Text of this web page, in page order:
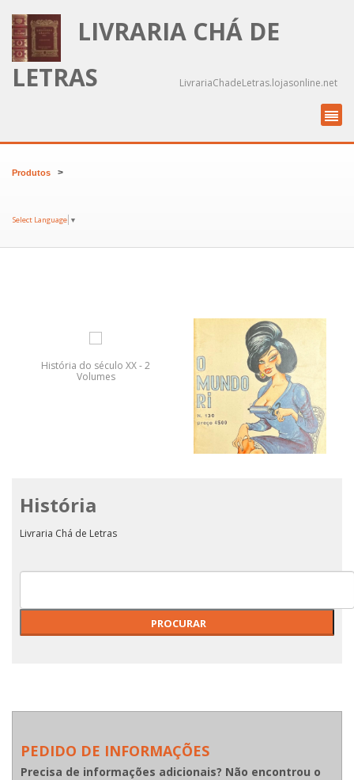
LIVRARIA CHÁ DE
LETRAS
LivrariaChadeLetras.lojasonline.net
Produtos >
Select Language ▼
História do século XX - 2
Volumes
História
Livraria Chá de Letras
PEDIDO DE INFORMAÇÕES
Precisa de informações adicionais? Não encontrou o